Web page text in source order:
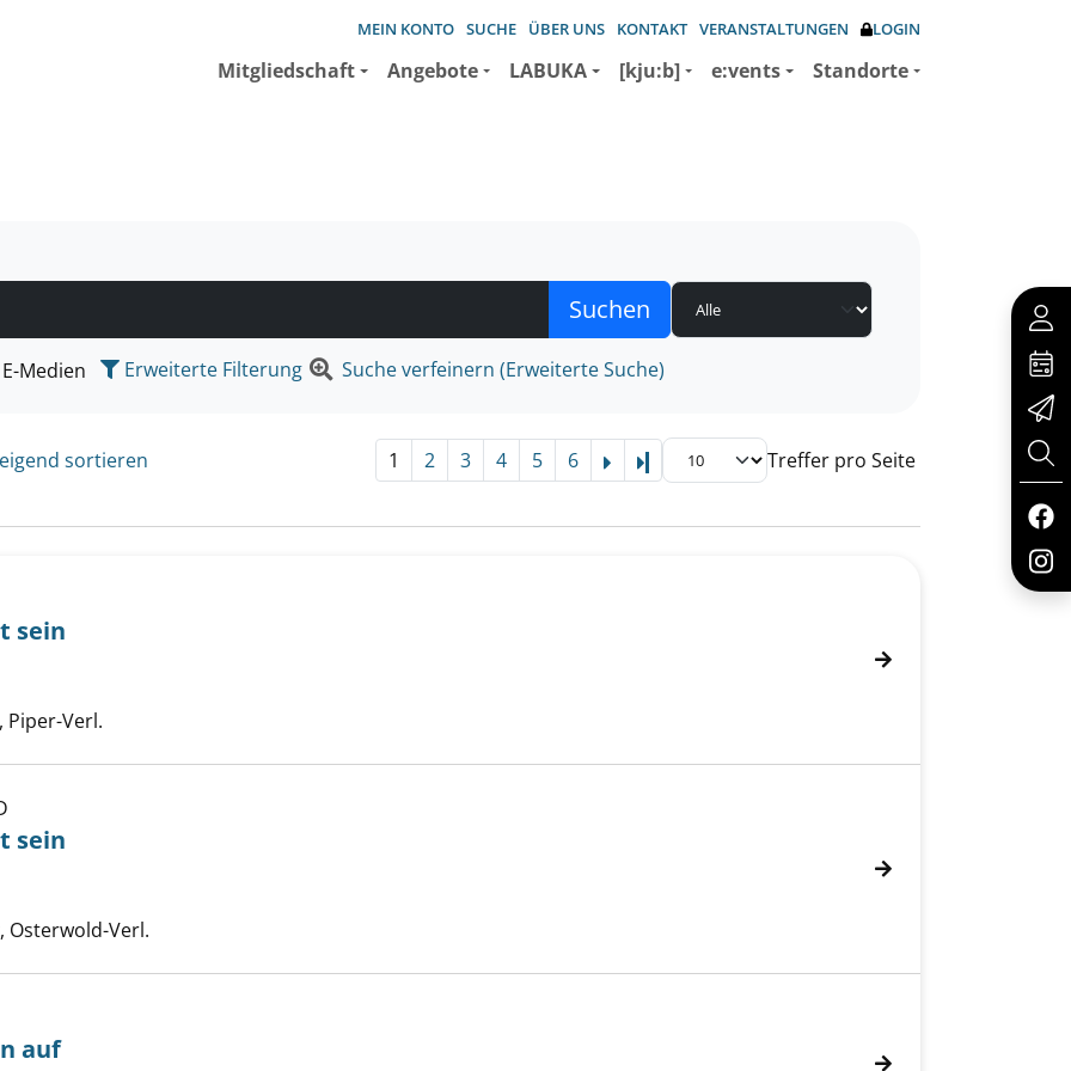
MEIN KONTO SUCHE ÜBER UNS KONTAKT VERANSTALTUNGEN LOGIN
Mitgliedschaft Angebote LABUKA [kju:b] e:vents Standorte
suchen wollen.
E-Medien Erweiterte Filterung Suche verfeinern (Erweiterte Suche)
sortieren 1 2 3 4 5 6 Letzte Seite Treffer pro Seite
als tot sein anzeigen
sein
Piper-Verl.
als tot sein anzeigen
sein
Osterwold-Verl.
auf